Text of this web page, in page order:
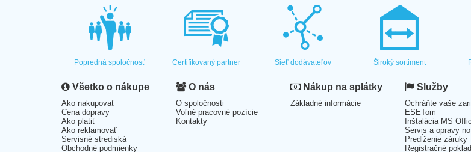
Popredná spoločnosť Certifikovaný partner Sieť dodávateľov Široký sortiment
Všetko o nákupe
Ako nakupovať
Cena dopravy
Ako platiť
Ako reklamovať
Servisné strediská
Obchodné podmienky
O nás
O spoločnosti
Voľné pracovné pozície
Kontakty
Nákup na splátky
Základné informácie
Služby
Ochráňte vaše
ESETom
Inštalácia MS
Servis a opravy
Predĺženie záruky
Registračné